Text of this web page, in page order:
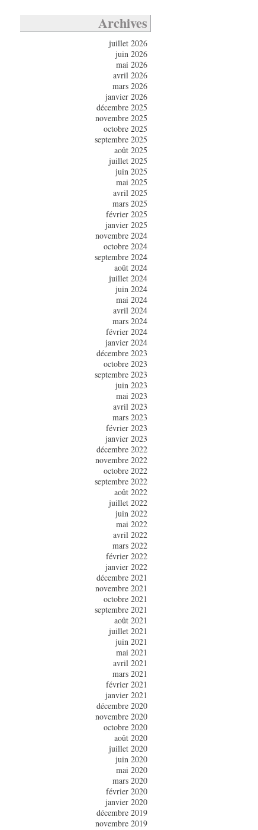
Archives
juillet 2026
juin 2026
mai 2026
avril 2026
mars 2026
janvier 2026
décembre 2025
novembre 2025
octobre 2025
septembre 2025
août 2025
juillet 2025
juin 2025
mai 2025
avril 2025
mars 2025
février 2025
janvier 2025
novembre 2024
octobre 2024
septembre 2024
août 2024
juillet 2024
juin 2024
mai 2024
avril 2024
mars 2024
février 2024
janvier 2024
décembre 2023
octobre 2023
septembre 2023
juin 2023
mai 2023
avril 2023
mars 2023
février 2023
janvier 2023
décembre 2022
novembre 2022
octobre 2022
septembre 2022
août 2022
juillet 2022
juin 2022
mai 2022
avril 2022
mars 2022
février 2022
janvier 2022
décembre 2021
novembre 2021
octobre 2021
septembre 2021
août 2021
juillet 2021
juin 2021
mai 2021
avril 2021
mars 2021
février 2021
janvier 2021
décembre 2020
novembre 2020
octobre 2020
août 2020
juillet 2020
juin 2020
mai 2020
mars 2020
février 2020
janvier 2020
décembre 2019
novembre 2019